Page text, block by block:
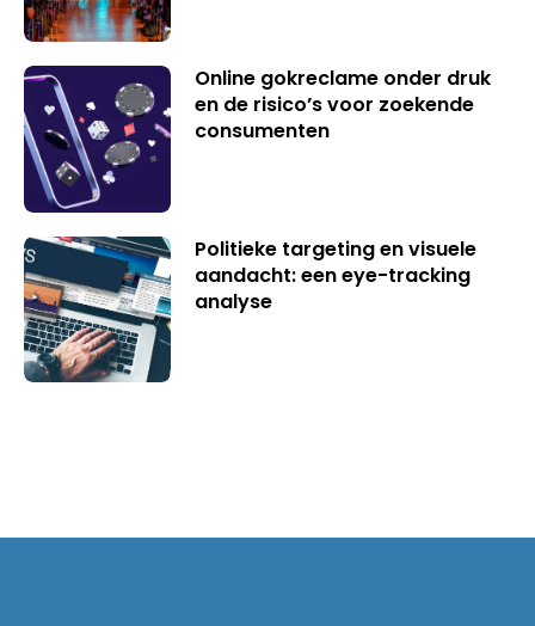
Online gokreclame onder druk
en de risico’s voor zoekende
consumenten
Politieke targeting en visuele
aandacht: een eye-tracking
analyse